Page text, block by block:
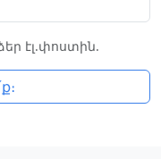
էլ.փոստին.